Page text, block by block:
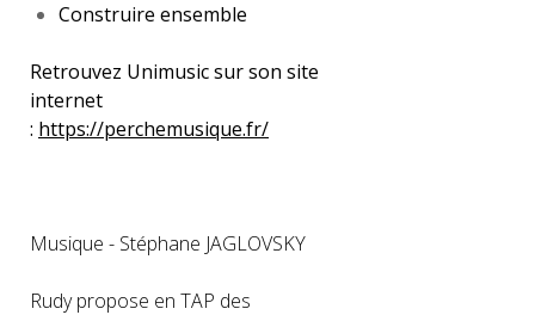
Construire ensemble
Retrouvez Unimusic sur son site
internet
: https://perchemusique.fr/
Musique - Stéphane JAGLOVSKY
Rudy propose en TAP des